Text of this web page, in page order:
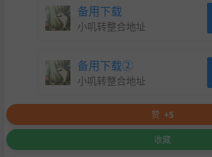
备用下载
小叽转整合地址
备用下载②
小叽转整合地址
赞 +5
收藏